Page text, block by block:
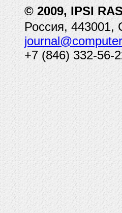
© 2009, IPSI RAS
Россия, 443001,
+7 (846) 332-56-